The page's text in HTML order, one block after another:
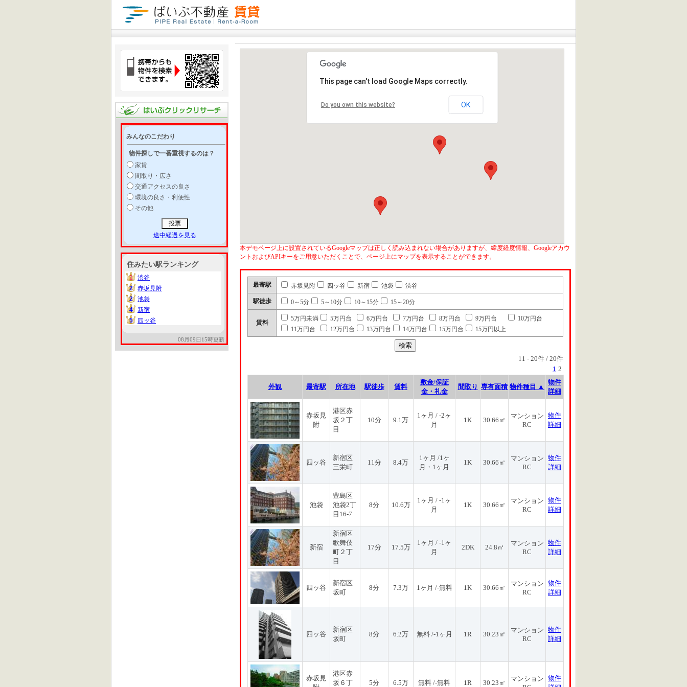
みんなのこだわり
物件探しで一番重視するのは？
家賃
間取り・広さ
交通アクセスの良さ
環境の良さ・利便性
その他
途中経過を見る
住みたい駅ランキング
1
1
渋谷
2
2
赤坂見附
2
2
池袋
4
4
新宿
5
5 四ッ谷
08月09日15時更新
This page can't load Google Maps correctly.
Do you own this website? OK
本デモページ上に設置されているGoogleマップは正しく読み込まれない場合がありますが、緯度経度情報、Googleアカウ
ントおよびAPIキーをご用意いただくことで、ページ上にマップを表示することができます。
最寄駅 赤坂見附 四ッ谷 新宿 池袋 渋谷
駅徒歩 0～5分 5～10分 10～15分 15～20分
賃料
5万円未満 5万円台 6万円台 7万円台 8万円台 9万円台
10万円台
11万円台
12万円台 13万円台 14万円台 15万円台 15万円以上
11 - 20件 / 20件
1 2
外観 最寄駅 所在地 駅徒歩 賃料
敷金/保証
金・礼金
間取り 専有面積 物件種目 ▲
物件
詳細
赤坂見
附
港区赤
坂２丁
目
10分 9.1万
1ヶ月 / -2ヶ
月
1K 30.66㎡
マンション
RC
物件
詳細
四ッ谷
新宿区
三栄町
11分 8.4万
1ヶ月 /1ヶ
月・1ヶ月
1K 30.66㎡
マンション
RC
物件
詳細
池袋
豊島区
池袋2丁
目16-7
8分 10.6万
1ヶ月 / -1ヶ
月
1K 30.66㎡
マンション
RC
物件
詳細
新宿
新宿区
歌舞伎
町２丁
目
17分 17.5万
1ヶ月 / -1ヶ
月
2DK 24.8㎡
マンション
RC
物件
詳細
四ッ谷
新宿区
坂町
8分 7.3万 1ヶ月 /-無料 1K 30.66㎡
マンション
RC
物件
詳細
四ッ谷
新宿区
坂町
8分 6.2万 無料 /-1ヶ月 1R 30.23㎡
マンション
RC
物件
詳細
赤坂見
港区赤
坂６丁
5分 6.5万 無料 /-無料 1R 30.23㎡
マンション 物件